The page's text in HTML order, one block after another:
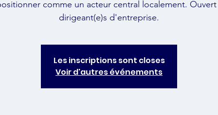
comme un acteur central localement. Ouvert
dirigeant(e)s d'entreprise.
Les inscriptions sont closes
Voir d'autres événements